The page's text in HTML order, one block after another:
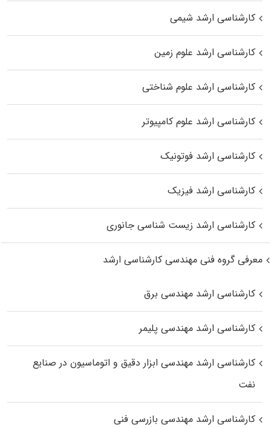
کارشناسی ارشد شیمی
کارشناسی ارشد علوم زمین
کارشناسی ارشد علوم شناختی
کارشناسی ارشد علوم کامپیوتر
کارشناسی ارشد فوتونیک
کارشناسی ارشد فیزیک
کارشناسی ارشد زیست‌ شناسی جانوری
معرفی گروه فنی مهندسی کارشناسی ارشد
کارشناسی ارشد مهندسی برق
کارشناسی ارشد مهندسی پلیمر
کارشناسی ارشد مهندسی ابزار دقیق و اتوماسیون در صنایع
نفت
کارشناسی ارشد مهندسی بازرسی فنی